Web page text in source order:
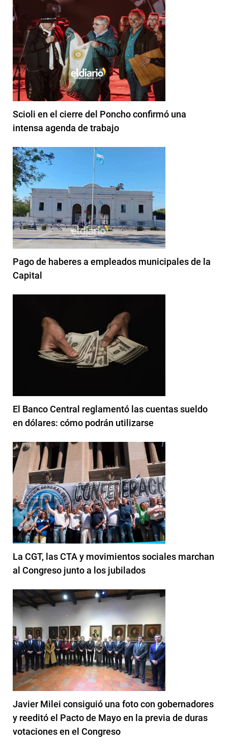
Scioli en el cierre del Poncho confirmó una
intensa agenda de trabajo
Pago de haberes a empleados municipales de la
Capital
El Banco Central reglamentó las cuentas sueldo
en dólares: cómo podrán utilizarse
La CGT, las CTA y movimientos sociales marchan
al Congreso junto a los jubilados
Javier Milei consiguió una foto con gobernadores
y reeditó el Pacto de Mayo en la previa de duras
votaciones en el Congreso